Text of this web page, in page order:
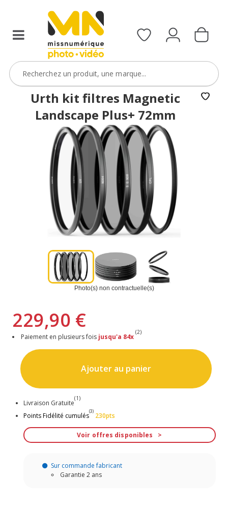
le
ObjectifFiltre5
VOIR L'OFFRE
Urth kit filtres Magnetic
Landscape Plus+ 72mm
Photo(s) non contractuelle(s)
229,90 €
Paiement en plusieurs fois jusqu'a 84x
(2)
Ajouter au panier
Livraison Gratuite
(1)
Points Fidélité cumulés
(3)
230pts
Voir offres disponibles
Sur commande fabricant
Garantie 2 ans